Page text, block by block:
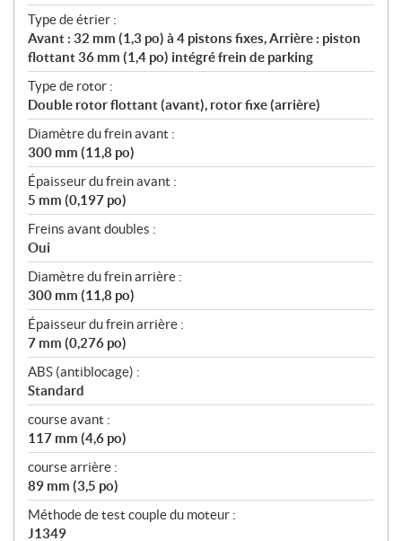
Type de étrier :
Avant : 32 mm (1,3 po) à 4 pistons fixes, Arrière : piston
flottant 36 mm (1,4 po) intégré frein de parking
Type de rotor :
Double rotor flottant (avant), rotor fixe (arrière)
Diamètre du frein avant :
300 mm (11,8 po)
Épaisseur du frein avant :
5 mm (0,197 po)
Freins avant doubles :
Oui
Diamètre du frein arrière :
300 mm (11,8 po)
Épaisseur du frein arrière :
7 mm (0,276 po)
ABS (antiblocage) :
Standard
course avant :
117 mm (4,6 po)
course arrière :
89 mm (3,5 po)
Méthode de test couple du moteur :
J1349